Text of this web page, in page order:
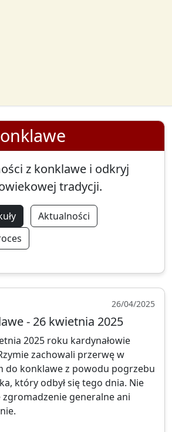
z konklawe i odkryj
tradycji.
Aktualności
26/04/2025
- 26 kwietnia 2025
2025 roku kardynałowie
zachowali przerwę w
do konklawe z powodu pogrzebu
który odbył się tego dnia. Nie
zgromadzenie generalne ani